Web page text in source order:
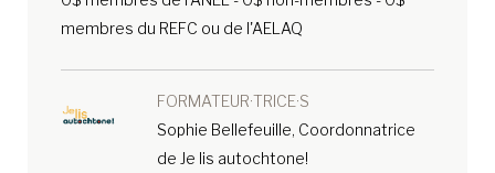
membres du REFC ou de l'AELAQ
FORMATEUR·TRICE·S
Sophie Bellefeuille, Coordonnatrice
de Je lis autochtone!